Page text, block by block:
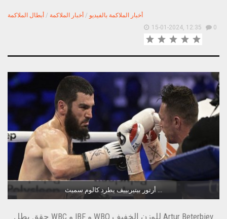
أخبار الملاكمة بالفيديو / أخبار الملاكمة / أبطال الملاكمة
15-01-2024, 12:35
0
حقق بطل WBC و IBF و WBO للوزن الخفيف Artur Beterbiev